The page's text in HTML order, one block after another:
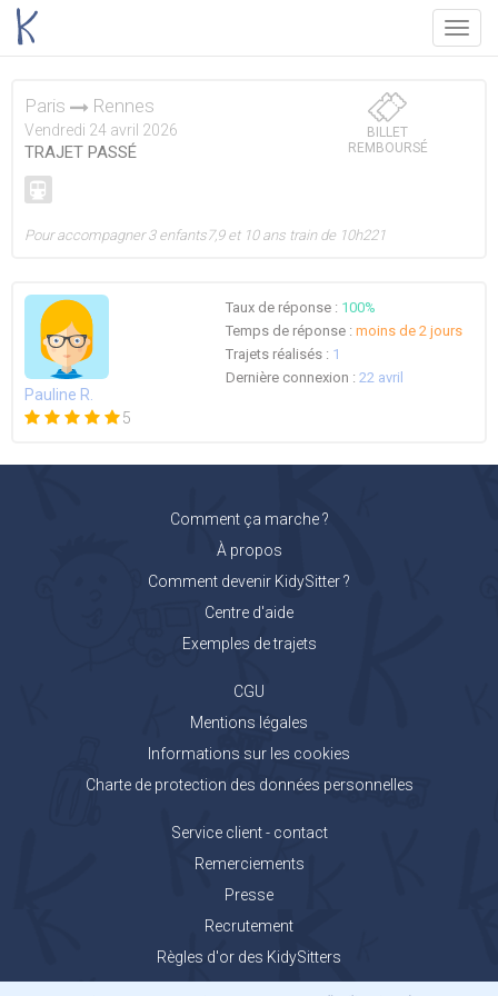
Menu
Paris Rennes
Vendredi 24 avril 2026
TRAJET PASSÉ
BILLET
REMBOURSÉ
Pour accompagner 3 enfants7,9 et 10 ans train de 10h221
Pauline R.
5
Taux de réponse : 100%
Temps de réponse : moins de 2 jours
Trajets réalisés : 1
Dernière connexion : 22 avril
Comment ça marche ?
À propos
Comment devenir KidySitter ?
Centre d'aide
Exemples de trajets
CGU
Mentions légales
Informations sur les cookies
Charte de protection des données personnelles
Service client - contact
Remerciements
Presse
Recrutement
Règles d'or des KidySitters